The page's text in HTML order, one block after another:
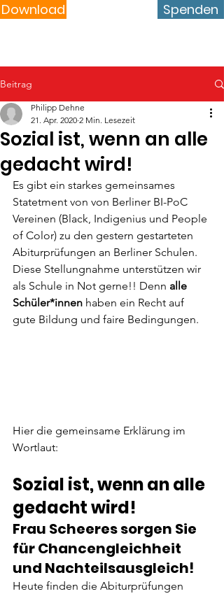
Download Spenden
Beitrag
Sozial ist, wenn an alle
gedacht wird!
Philipp Dehne
21. Apr. 2020 2 Min. Lesezeit
Es gibt ein starkes gemeinsames
Statetment von von Berliner BI-PoC
Vereinen (Black, Indigenius und People
of Color) zu den gestern gestarteten
Abiturprüfungen an Berliner Schulen.
Diese Stellungnahme unterstützen wir
als Schule in Not gerne!! Denn alle
Schüler*innen haben ein Recht auf
gute Bildung und faire Bedingungen.
Hier die gemeinsame Erklärung im
Wortlaut:
Sozial ist, wenn an alle
gedacht wird!
Frau Scheeres sorgen Sie
für Chancengleichheit
und Nachteilsausgleich!
Heute finden die Abiturprüfungen